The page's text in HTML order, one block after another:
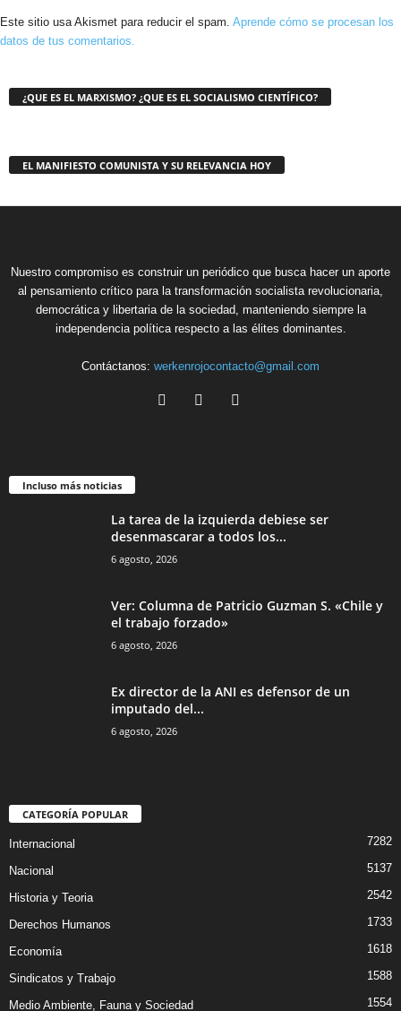
Este sitio usa Akismet para reducir el spam. Aprende cómo se procesan los
datos de tus comentarios.
¿QUE ES EL MARXISMO? ¿QUE ES EL SOCIALISMO CIENTÍFICO?
EL MANIFIESTO COMUNISTA Y SU RELEVANCIA HOY
Nuestro compromiso es construir un periódico que busca hacer un aporte
al pensamiento crítico para la transformación socialista revolucionaria,
democrática y libertaria de la sociedad, manteniendo siempre la
independencia política respecto a las élites dominantes.
Contáctanos: werkenrojocontacto@gmail.com
Incluso más noticias
La tarea de la izquierda debiese ser
desenmascarar a todos los...
6 agosto, 2026
Ver: Columna de Patricio Guzman S. «Chile y
el trabajo forzado»
6 agosto, 2026
Ex director de la ANI es defensor de un
imputado del...
6 agosto, 2026
CATEGORÍA POPULAR
Internacional 7282
Nacional 5137
Historia y Teoria 2542
Derechos Humanos 1733
Economía 1618
Sindicatos y Trabajo 1588
Medio Ambiente, Fauna y Sociedad 1554